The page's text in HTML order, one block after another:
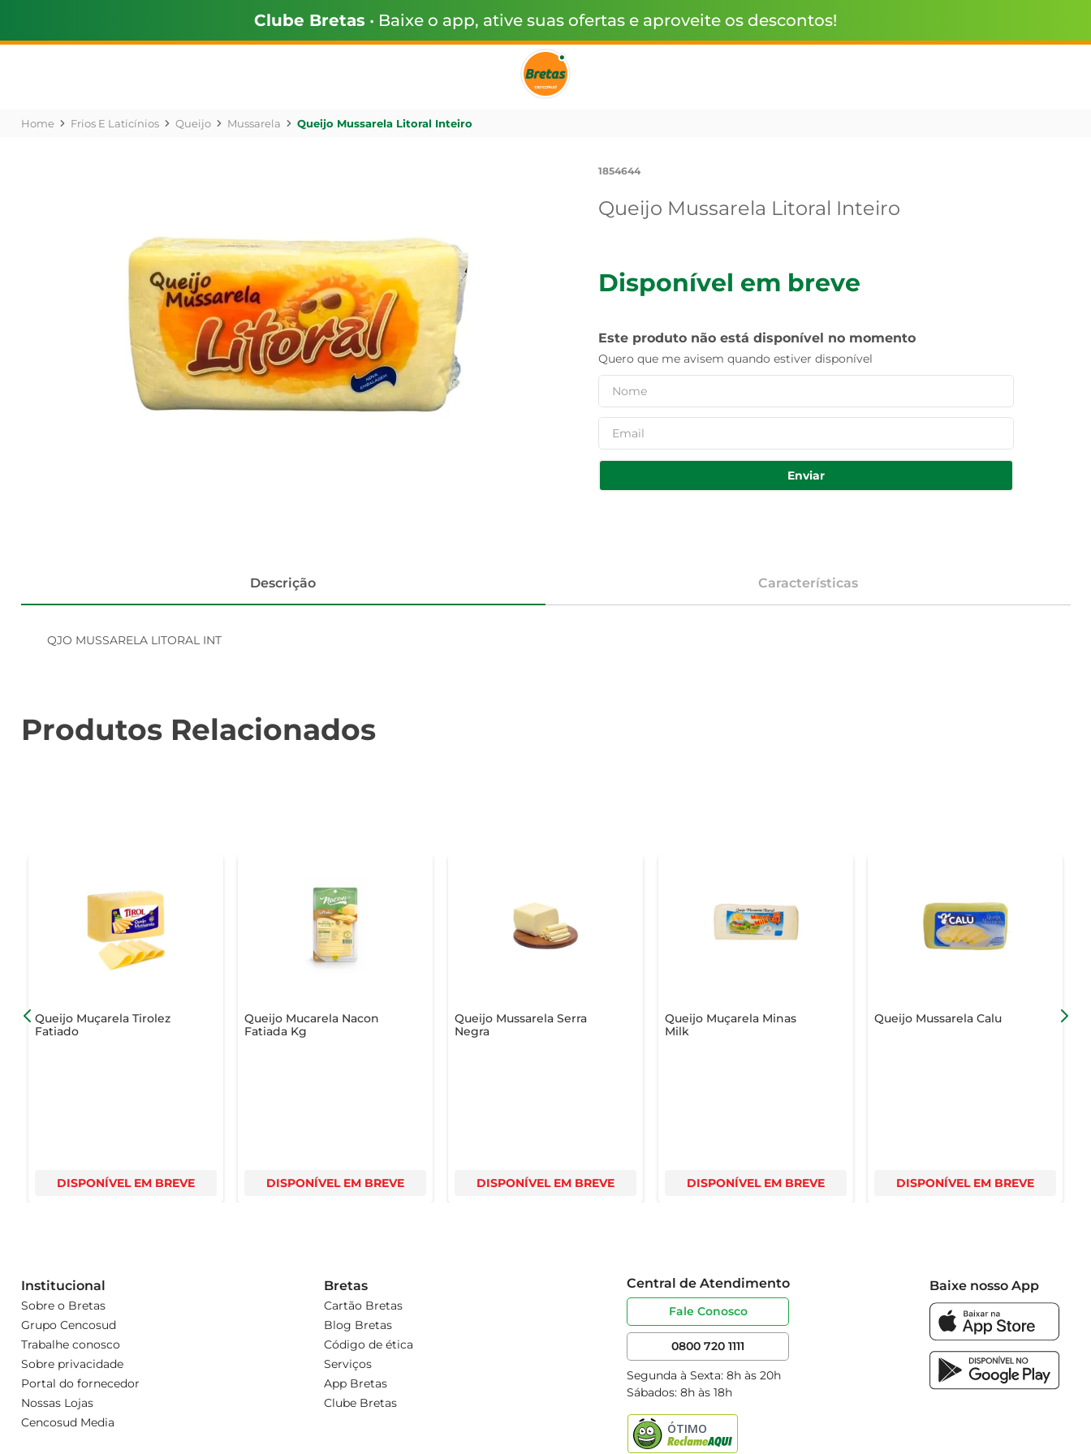
Clube Bretas • Baixe o app, ative suas ofertas e aproveite os descontos!
Frios E Laticínios Queijo Mussarela Queijo Mussarela Litoral Inteiro
1854644
Queijo Mussarela Litoral Inteiro
Disponível em breve
Este produto não está disponível no momento
Quero que me avisem quando estiver disponível
Enviar
Descrição Características
QJO MUSSARELA LITORAL INT
Produtos Relacionados
Queijo Muçarela Tirolez
Fatiado
DISPONÍVEL EM BREVE
Queijo Mucarela Nacon
Fatiada Kg
DISPONÍVEL EM BREVE
Queijo Mussarela Serra
Negra
DISPONÍVEL EM BREVE
Queijo Muçarela Minas
Milk
DISPONÍVEL EM BREVE
Queijo Mussarela Calu
DISPONÍVEL EM BREVE
Institucional
Sobre o Bretas
Grupo Cencosud
Trabalhe conosco
Sobre privacidade
Portal do fornecedor
Nossas Lojas
Cencosud Media
Bretas
Cartão Bretas
Blog Bretas
Código de ética
Serviços
App Bretas
Clube Bretas
Central de Atendimento
Fale Conosco
0800 720 1111
Segunda à Sexta: 8h às 20h
Sábados: 8h às 18h
Baixe nosso App